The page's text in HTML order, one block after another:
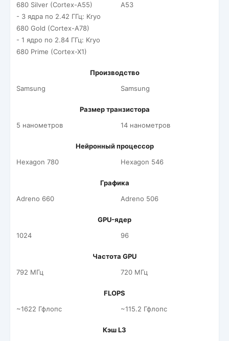
680 Silver (Cortex-A55)
- 3 ядра по 2.42 ГГц: Kryo
680 Gold (Cortex-A78)
- 1 ядро по 2.84 ГГц: Kryo
680 Prime (Cortex-X1)
A53
Производство
Samsung
Samsung
Размер транзистора
5 нанометров
14 нанометров
Нейронный процессор
Hexagon 780
Hexagon 546
Графика
Adreno 660
Adreno 506
GPU-ядер
1024
96
Частота GPU
792 МГц
720 МГц
FLOPS
~1622 Гфлопс
~115.2 Гфлопс
Кэш L3